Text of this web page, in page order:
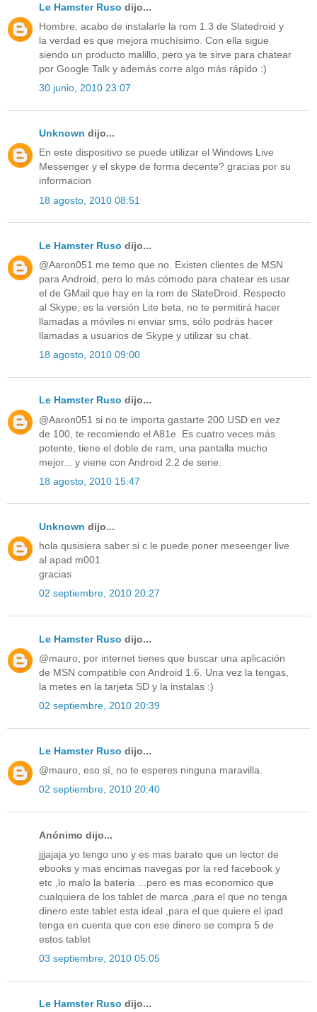
Le Hamster Ruso dijo...
Hombre, acabo de instalarle la rom 1.3 de Slatedroid y
la verdad es que mejora muchísimo. Con ella sigue
siendo un producto malillo, pero ya te sirve para chatear
por Google Talk y además corre algo más rápido :)
30 junio, 2010 23:07
Unknown dijo...
En este dispositivo se puede utilizar el Windows Live
Messenger y el skype de forma decente? gracias por su
informacion
18 agosto, 2010 08:51
Le Hamster Ruso dijo...
@Aaron051 me temo que no. Existen clientes de MSN
para Android, pero lo más cómodo para chatear es usar
el de GMail que hay en la rom de SlateDroid. Respecto
al Skype, es la versión Lite beta, no te permitirá hacer
llamadas a móviles ni enviar sms, sólo podrás hacer
llamadas a usuarios de Skype y utilizar su chat.
18 agosto, 2010 09:00
Le Hamster Ruso dijo...
@Aaron051 si no te importa gastarte 200 USD en vez
de 100, te recomiendo el A81e. Es cuatro veces más
potente, tiene el doble de ram, una pantalla mucho
mejor... y viene con Android 2.2 de serie.
18 agosto, 2010 15:47
Unknown dijo...
hola qusisiera saber si c le puede poner meseenger live
al apad m001
gracias
02 septiembre, 2010 20:27
Le Hamster Ruso dijo...
@mauro, por internet tienes que buscar una aplicación
de MSN compatible con Android 1.6. Una vez la tengas,
la metes en la tarjeta SD y la instalas :)
02 septiembre, 2010 20:39
Le Hamster Ruso dijo...
@mauro, eso sí, no te esperes ninguna maravilla.
02 septiembre, 2010 20:40
Anónimo dijo...
jjjajaja yo tengo uno y es mas barato que un lector de
ebooks y mas encimas navegas por la red facebook y
etc ,lo malo la bateria ...pero es mas economico que
cualquiera de los tablet de marca ,para el que no tenga
dinero este tablet esta ideal ,para el que quiere el ipad
tenga en cuenta que con ese dinero se compra 5 de
estos tablet
03 septiembre, 2010 05:05
Le Hamster Ruso dijo...